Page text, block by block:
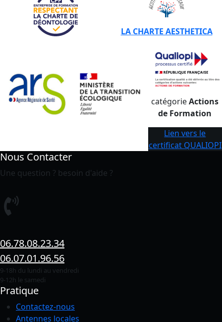
LA CHARTE AESTHETICA
catégorieActions
de Formation
Lien vers le
certificat QUALIOPI
Nous Contacter
Une question ? besoin d'aide ?
06.78.08.23.34
06.07.01.96.56
9-18h du lundi au vendredi
9-12h le samedi
Pratique
Contactez-nous
Antennes locales